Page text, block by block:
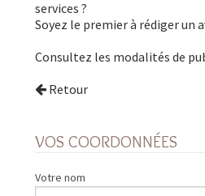
services ?
Soyez le premier à rédiger
Consultez les modalités de
Retour
VOS COORDONNÉES
Votre nom